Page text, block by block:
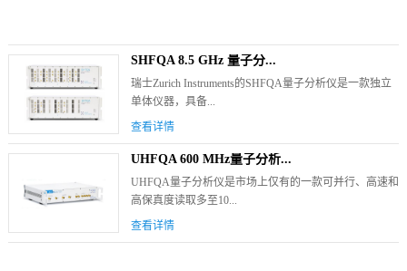
SHFQA 8.5 GHz 量子分...
瑞士Zurich Instruments的SHFQA量子分析仪是一款独立
单体仪器，具备...
查看详情
UHFQA 600 MHz量子分析...
UHFQA量子分析仪是市场上仅有的一款可并行、高速和
高保真度读取多至10...
查看详情